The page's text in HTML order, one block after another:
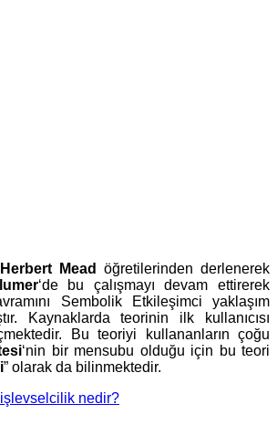
Mead
öğretilerinden derlenerek
‘de bu çalışmayı devam ettirerek
Sembolik Etkileşimci yaklaşım
Kaynaklarda teorinin ilk kullanıcısı
Bu teoriyi kullananların çoğu
‘nin bir mensubu olduğu için bu teori
” olarak da bilinmektedir.
işlevselcilik nedir?